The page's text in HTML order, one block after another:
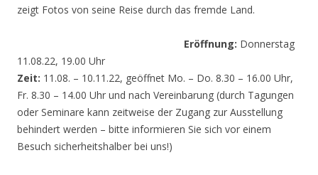
zeigt Fotos von seine Reise durch das fremde Land.
Eröffnung: Donnerstag
11.08.22, 19.00 Uhr
Zeit: 11.08. – 10.11.22, geöffnet Mo. – Do. 8.30 – 16.00 Uhr,
Fr. 8.30 – 14.00 Uhr und nach Vereinbarung (durch Tagungen
oder Seminare kann zeitweise der Zugang zur Ausstellung
behindert werden – bitte informieren Sie sich vor einem
Besuch sicherheitshalber bei uns!)